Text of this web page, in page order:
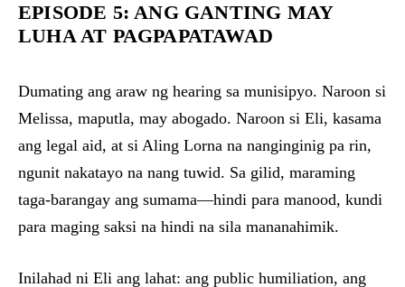
EPISODE 5: ANG GANTING MAY
LUHA AT PAGPAPATAWAD
Dumating ang araw ng hearing sa munisipyo. Naroon si
Melissa, maputla, may abogado. Naroon si Eli, kasama
ang legal aid, at si Aling Lorna na nanginginig pa rin,
ngunit nakatayo na nang tuwid. Sa gilid, maraming
taga-barangay ang sumama—hindi para manood, kundi
para maging saksi na hindi na sila mananahimik.
Inilahad ni Eli ang lahat: ang public humiliation, ang